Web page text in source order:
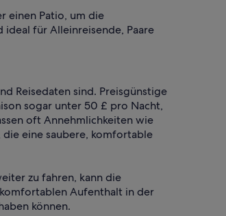
einen Patio, um die
für Alleinreisende, Paare
Reisedaten sind. Preisgünstige
sogar unter 50 £ pro Nacht,
oft Annehmlichkeiten wie
eine saubere, komfortable
zu fahren, kann die
Aufenthalt in der
können.